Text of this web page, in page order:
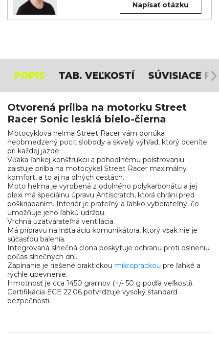
Napísať otázku
POPIS TAB. VEĽKOSTÍ SÚVISIACE
Otvorená prilba na motorku Street
Racer Sonic lesklá bielo-čierna
Motocyklová helma Street Racer vám ponúka
neobmedzený pocit slobody a skvelý výhľad, ktorý oceníte
pri každej jazde.
Vďaka ľahkej konštrukcii a pohodlnému polstrovaniu
zaisťuje prilba na motocykel Street Racer maximálny
komfort, a to aj na dlhých cestách.
Moto helma je vyrobená z odolného polykarbonátu a jej
plexi má špeciálnu úpravu Antiscratch, ktorá chráni pred
poškriabaním. Interiér je prateľný a ľahko vyberateľný, čo
umožňuje jeho ľahkú údržbu.
Vrchná uzatvárateľná ventilácia.
Má prípravu na inštaláciu komunikátora, ktorý však nie je
súčasťou balenia.
Integrovaná slnečná clona poskytuje ochranu proti oslneniu
počas slnečných dní.
Zapínanie je riešené praktickou mikroprackou pre ľahké a
rýchle upevnenie.
Hmotnosť je cca 1450 gramov (+/- 50 g podľa veľkosti).
Certifikácia ECE 22.06 potvrdzuje vysoký štandard
bezpečnosti.